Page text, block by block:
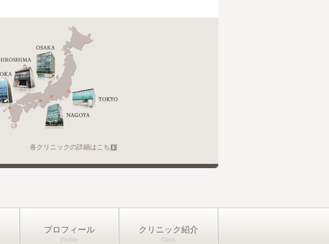
各クリニックの詳細はこちら
プロフィール クリニック紹介